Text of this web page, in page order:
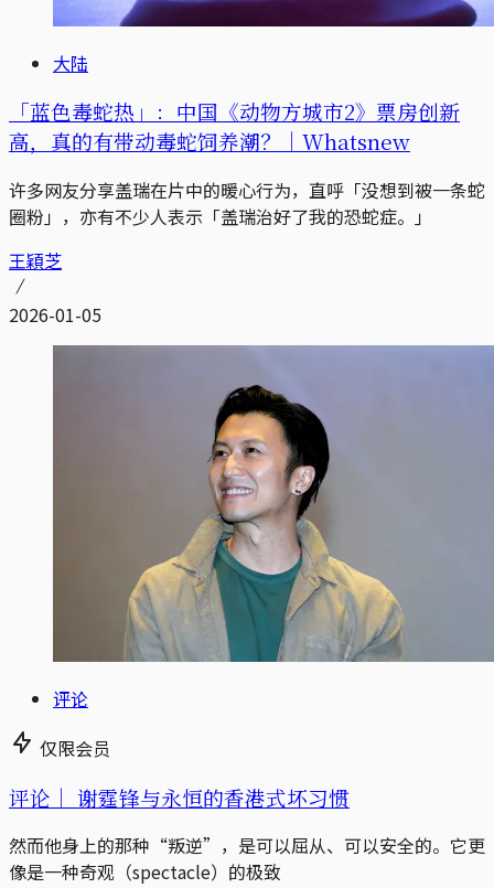
大陆
「蓝色毒蛇热」：中国《动物方城市2》票房创新
高，真的有带动毒蛇饲养潮？｜Whatsnew
许多网友分享盖瑞在片中的暖心行为，直呼「没想到被一条蛇
圈粉」，亦有不少人表示「盖瑞治好了我的恐蛇症。」
王穎芝
2026-01-05
评论
仅限会员
评论｜ 谢霆锋与永恒的香港式坏习惯
然而他身上的那种“叛逆”，是可以屈从、可以安全的。它更
像是一种奇观（spectacle）的极致